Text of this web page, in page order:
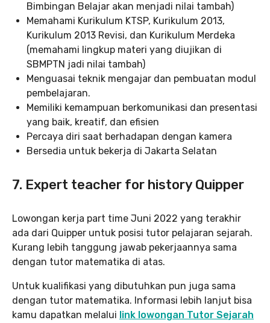
Bimbingan Belajar akan menjadi nilai tambah)
Memahami Kurikulum KTSP, Kurikulum 2013,
Kurikulum 2013 Revisi, dan Kurikulum Merdeka
(memahami lingkup materi yang diujikan di
SBMPTN jadi nilai tambah)
Menguasai teknik mengajar dan pembuatan modul
pembelajaran.
Memiliki kemampuan berkomunikasi dan presentasi
yang baik, kreatif, dan efisien
Percaya diri saat berhadapan dengan kamera
Bersedia untuk bekerja di Jakarta Selatan
7. Expert teacher for history Quipper
Lowongan kerja part time Juni 2022 yang terakhir
ada dari Quipper untuk posisi tutor pelajaran sejarah.
Kurang lebih tanggung jawab pekerjaannya sama
dengan tutor matematika di atas.
Untuk kualifikasi yang dibutuhkan pun juga sama
dengan tutor matematika. Informasi lebih lanjut bisa
kamu dapatkan melalui link lowongan Tutor Sejarah